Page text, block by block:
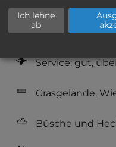
Hygiene: gut
Service: gut,
Grasgelände,
Büsche und
Ich lehne
ab